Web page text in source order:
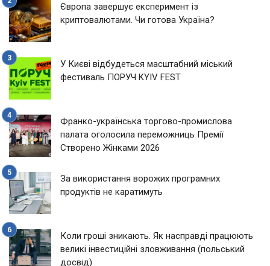
Європа завершує експеримент із
криптовалютами. Чи готова Україна?
У Києві відбудеться масштабний міський
фестиваль ПОРУЧ KYIV FEST
Франко-українська торгово-промислова
палата оголосила переможниць Премії
Створено Жінками 2026
За використання ворожих програмних
продуктів не каратимуть
Коли гроші зникають. Як насправді працюють
великі інвестиційні зловживання (польський
досвід)